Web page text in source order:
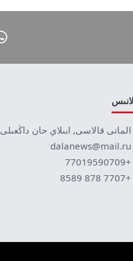
الماتى قالاسى, ابىلاي حان داڭعىلى 79, 125 وفيس.
dalanews@mail.ru
+77019590709
+7707 878 8589